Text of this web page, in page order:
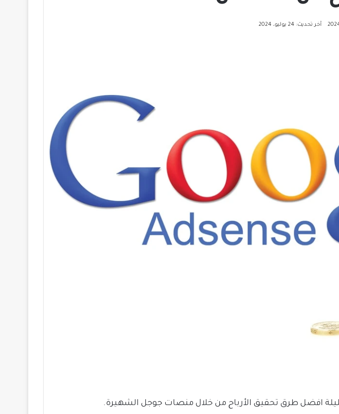
آخر تحديث: 24 يوليو، 2024
افضل طرق تحقيق الأرباح من خلال منصات جوجل الشهيرة.